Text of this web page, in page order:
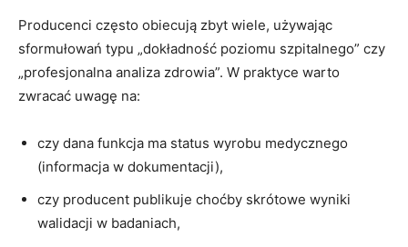
Producenci często obiecują zbyt wiele, używając
sformułowań typu „dokładność poziomu szpitalnego” czy
„profesjonalna analiza zdrowia”. W praktyce warto
zwracać uwagę na:
czy dana funkcja ma status wyrobu medycznego
(informacja w dokumentacji),
czy producent publikuje choćby skrótowe wyniki
walidacji w badaniach,